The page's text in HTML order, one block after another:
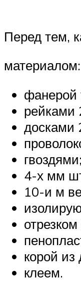
Перед тем,
материалом:
фанерой
рейками
гвоздями;
4-х мм
10-и м
корой из
клеем.